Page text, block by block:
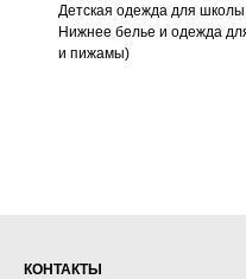
Детская одежда для
Нижнее белье и одежда
и пижамы)
КОНТАКТЫ